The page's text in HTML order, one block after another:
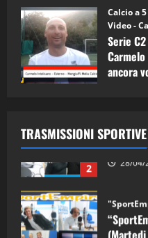
Calcio a
Video -
Serie
ancora
TRASMISSIONI SPORTIVE
1
(Martedi
08/05/
2 28/04/
3
(Martedi
21/04/